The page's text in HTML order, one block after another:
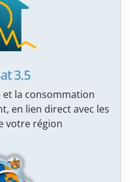
3.5
et la consommation
en lien direct avec les
votre région